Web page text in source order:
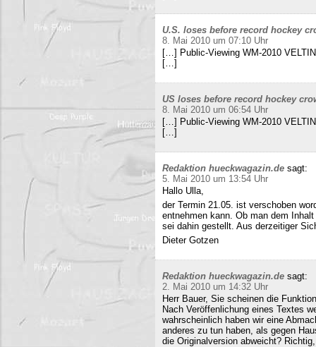
U.S. loses before record hockey
8. Mai 2010 um 07:10 Uhr
[…] Public-Viewing WM-2010
[…]
US loses before record hockey
8. Mai 2010 um 06:54 Uhr
[…] Public-Viewing WM-2010
[…]
Redaktion hueckwagazin.de sagt:
5. Mai 2010 um 13:54 Uhr
Hallo Ulla,
der Termin 21.05. ist verschoben
entnehmen kann. Ob man dem
sei dahin gestellt. Aus derzeitiger
Dieter Gotzen
Redaktion hueckwagazin.de sagt:
2. Mai 2010 um 14:32 Uhr
Herr Bauer, Sie scheinen die
Nach Veröffenlichung eines Textes
wahrscheinlich haben wir eine
anderes zu tun haben, als gegen
die Originalversion abweicht?